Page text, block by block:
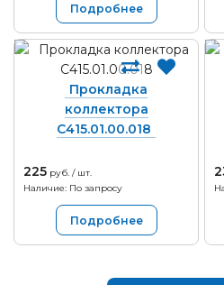
Подробнее
Прокладка
коллектора
С415.01.00.018
225 руб. / шт.
Наличие: По запросу
Подробнее